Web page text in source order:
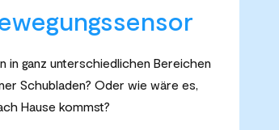
in ganz unterschiedlichen Bereichen
Schubladen? Oder wie wäre es,
Hause kommst?